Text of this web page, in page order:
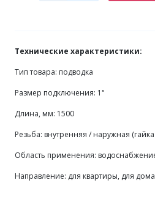
Технические характеристики:
Тип товара: подводка
Размер подключения: 1"
Длина, мм: 1500
Резьба: внутренняя / наружная
Область применения:
Направление: для квартиры, для дома